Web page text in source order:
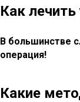
Как лечить
В большинстве
операция!
Какие